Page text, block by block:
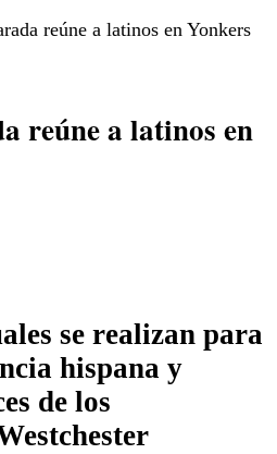
reúne a latinos en Yonkers
reúne a latinos en
se realizan para
hispana y
de los